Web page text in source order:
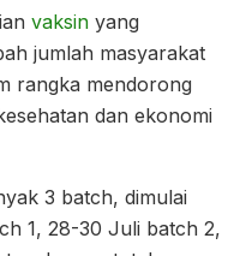
vaksin yang
jumlah masyarakat
rangka mendorong
dan ekonomi
3 batch, dimulai
1, 28-30 Juli batch 2,